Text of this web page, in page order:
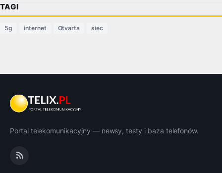
TAGI
5g internet Otvarta siec
Portal telekomunikacyjny — newsy, testy i baza telefonów.